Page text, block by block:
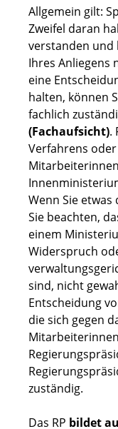
Allgemein gilt:
Zweifel daran
verstanden und
Ihres Anliegens
eine
halten, können
fachlich
(Fachaufsicht).
Verfahrens
Wenn Sie
Sie beachten,
einem
Widerspruch
sind, nicht
Entscheidung
die sich gegen
zuständig.
Das RP bildet